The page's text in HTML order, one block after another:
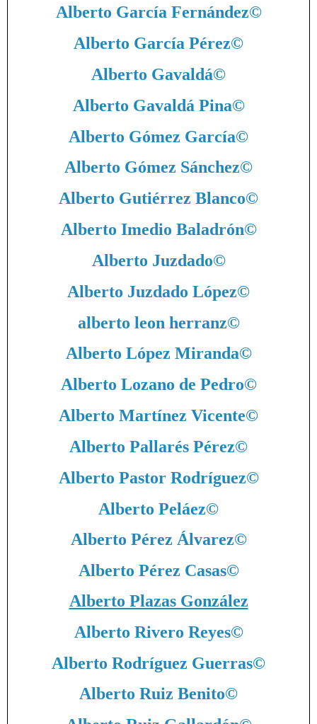
Alberto García Fernández©
Alberto García Pérez©
Alberto Gavaldá©
Alberto Gavaldá Pina©
Alberto Gómez García©
Alberto Gómez Sánchez©
Alberto Gutiérrez Blanco©
Alberto Imedio Baladrón©
Alberto Juzdado©
Alberto Juzdado López©
alberto leon herranz©
Alberto López Miranda©
Alberto Lozano de Pedro©
Alberto Martínez Vicente©
Alberto Pallarés Pérez©
Alberto Pastor Rodríguez©
Alberto Peláez©
Alberto Pérez Álvarez©
Alberto Pérez Casas©
Alberto Plazas González
Alberto Rivero Reyes©
Alberto Rodríguez Guerras©
Alberto Ruiz Benito©